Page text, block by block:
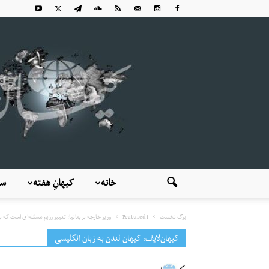
کیهانِ هفته خانه
برگ نخست Featured1 وزیر خارجه بریتانیا: تغییر رژیم مسئله‌ای است که
کیهان‌لایف، کیهان لندن به زبان انگلیسی